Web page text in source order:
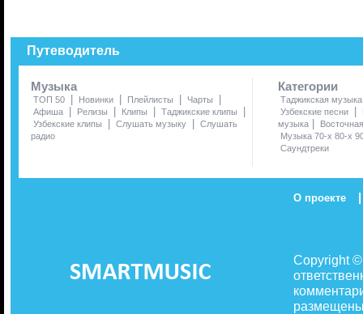
Путеводитель
Музыка
ТОП 50 | Новинки | Плейлисты | Чарты |
Афиша | Релизы | Клипы | Таджикские клипы |
Узбекские клипы | Слушать музыку | Слушать
радио
Категории
Таджикская музыка
Узбекские песни
|
музыка |
Музыка 70-х 80-х
Саундтреки
О проекте |
Copyright
размещены